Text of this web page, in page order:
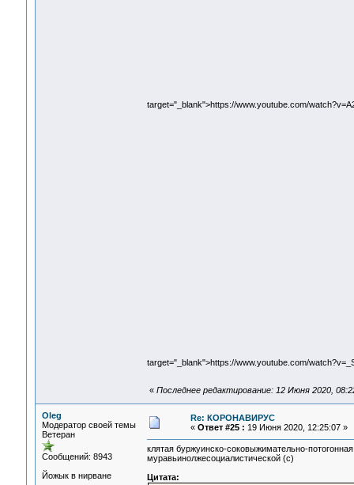
target="_blank">https://www.youtube.com/
target="_blank">https://www.youtube.com/
« Последнее редактирование: 12 Июня 2020,
Oleg
Модератор своей темы
Ветеран
Сообщений: 8943
Йожык в нирване
Re: КОРОНАВИРУС
« Ответ #25 : 19 Июня 2020, 12:25:07 »
клятая буржуинско-соковыжимательно-
муравьинолжесоциалистической (с)
Цитата: